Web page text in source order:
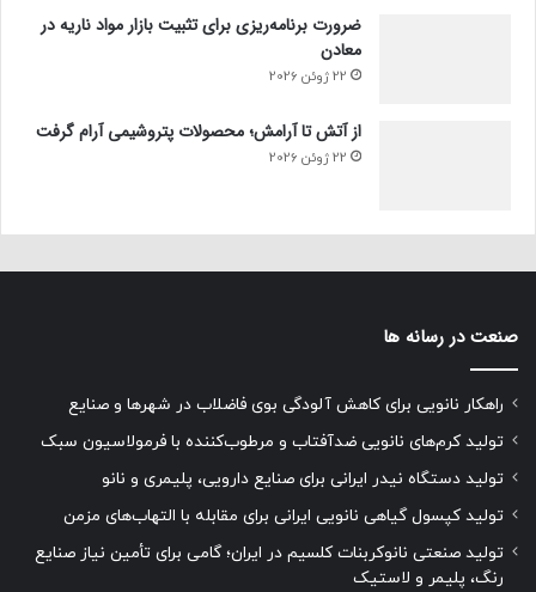
ضرورت برنامه‌ریزی برای تثبیت بازار مواد ناریه در
معادن
22 ژوئن 2026
از آتش تا آرامش؛ محصولات پتروشیمی آرام گرفت
22 ژوئن 2026
صنعت در رسانه ها
راهکار نانویی برای کاهش آلودگی بوی فاضلاب در شهرها و صنایع
تولید کرم‌های نانویی ضدآفتاب و مرطوب‌کننده با فرمولاسیون سبک
تولید دستگاه نیدر ایرانی برای صنایع دارویی، پلیمری و نانو
تولید کپسول گیاهی نانویی ایرانی برای مقابله با التهاب‌های مزمن
تولید صنعتی نانوکربنات کلسیم در ایران؛ گامی برای تأمین نیاز صنایع
رنگ، پلیمر و لاستیک